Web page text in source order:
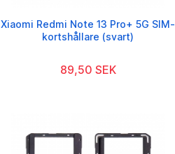
Xiaomi Redmi Note 13 Pro+ 5G SIM-
kortshållare (svart)
89,50 SEK